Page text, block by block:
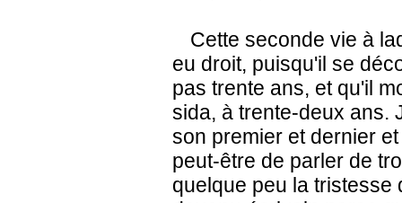
Cette seconde vie à
eu droit, puisqu'il se
pas trente ans, et qu'il
sida, à trente-deux ans.
son premier et dernier
peut-être de parler de
quelque peu la tristesse